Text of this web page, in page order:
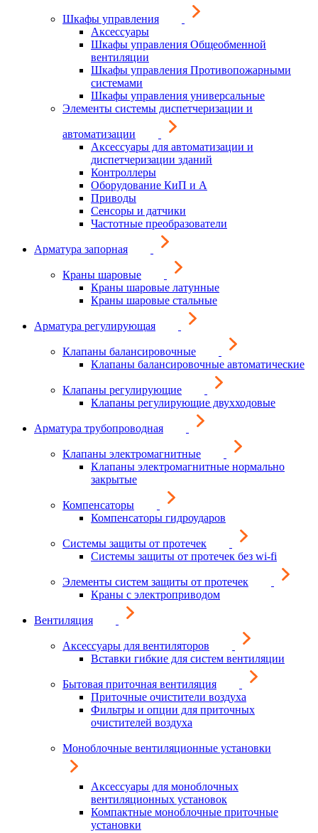
Шкафы управления
Аксессуары
Шкафы управления Общеобменной
вентиляции
Шкафы управления Противопожарными
системами
Шкафы управления универсальные
Элементы системы диспетчеризации и
автоматизации
Аксессуары для автоматизации и
диспетчеризации зданий
Контроллеры
Оборудование КиП и А
Приводы
Сенсоры и датчики
Частотные преобразователи
Арматура запорная
Краны шаровые
Краны шаровые латунные
Краны шаровые стальные
Арматура регулирующая
Клапаны балансировочные
Клапаны балансировочные автоматические
Клапаны регулирующие
Клапаны регулирующие двухходовые
Арматура трубопроводная
Клапаны электромагнитные
Клапаны электромагнитные нормально
закрытые
Компенсаторы
Компенсаторы гидроударов
Системы защиты от протечек
Системы защиты от протечек без wi-fi
Элементы систем защиты от протечек
Краны с электроприводом
Вентиляция
Аксессуары для вентиляторов
Вставки гибкие для систем вентиляции
Бытовая приточная вентиляция
Приточные очистители воздуха
Фильтры и опции для приточных
очистителей воздуха
Моноблочные вентиляционные установки
Аксессуары для моноблочных
вентиляционных установок
Компактные моноблочные приточные
установки